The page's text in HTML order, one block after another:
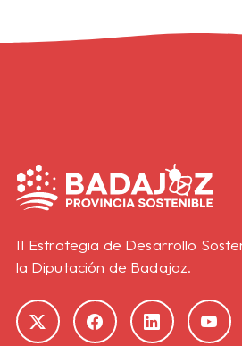
II Estrategia de Desarrollo
la Diputación de Badajoz.